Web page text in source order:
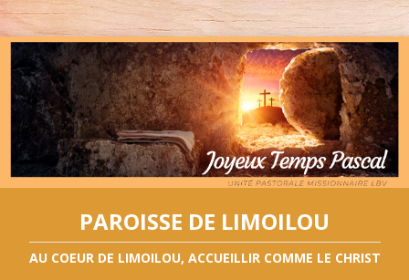
PAROISSE DE LIMOILOU
AU COEUR DE LIMOILOU, ACCUEILLIR COMME LE CHRIST